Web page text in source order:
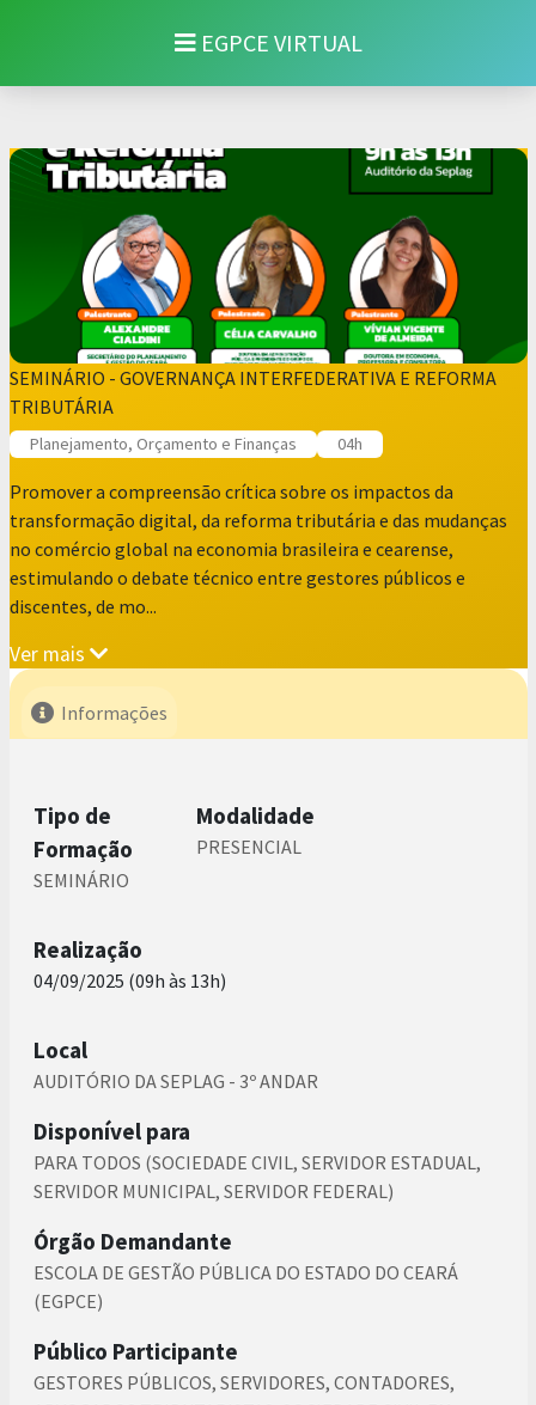
EGPCE VIRTUAL
SEMINÁRIO - GOVERNANÇA INTERFEDERATIVA E REFORMA
TRIBUTÁRIA
Planejamento, Orçamento e Finanças 04h
Promover a compreensão crítica sobre os impactos da
transformação digital, da reforma tributária e das mudanças
no comércio global na economia brasileira e cearense,
estimulando o debate técnico entre gestores públicos e
discentes, de mo...
Ver mais
Informações
Tipo de
Formação
SEMINÁRIO
Modalidade
PRESENCIAL
Realização
04/09/2025 (09h às 13h)
Local
AUDITÓRIO DA SEPLAG - 3º ANDAR
Disponível para
PARA TODOS (SOCIEDADE CIVIL, SERVIDOR ESTADUAL,
SERVIDOR MUNICIPAL, SERVIDOR FEDERAL)
Órgão Demandante
ESCOLA DE GESTÃO PÚBLICA DO ESTADO DO CEARÁ
(EGPCE)
Público Participante
GESTORES PÚBLICOS, SERVIDORES, CONTADORES,